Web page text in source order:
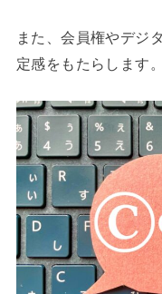
また、会員権やデジ
定感をもたらします。